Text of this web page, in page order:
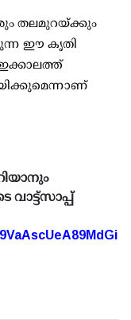
തലമുറയ്ക്കും
ഈ കൃതി